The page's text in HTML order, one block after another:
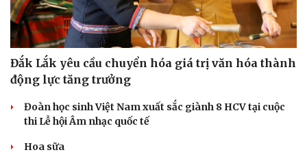
Đắk Lắk yêu cầu chuyển hóa giá trị văn hóa thành
động lực tăng trưởng
Đoàn học sinh Việt Nam xuất sắc giành 8 HCV tại cuộc
thi Lễ hội Âm nhạc quốc tế
Hoa sữa